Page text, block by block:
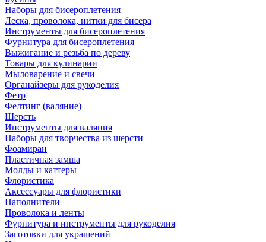
Наборы для бисероплетения
Леска, проволока, нитки для бисера
Инструменты для бисероплетения
Фурнитура для бисероплетения
Выжигание и резьба по дереву
Товары для кулинарии
Мыловарение и свечи
Органайзеры для рукоделия
Фетр
Фелтинг (валяние)
Шерсть
Инструменты для валяния
Наборы для творчества из шерсти
Фоамиран
Пластичная замша
Молды и каттеры
Флористика
Аксессуары для флористики
Наполнители
Проволока и ленты
Фурнитура и инструменты для рукоделия
Заготовки для украшений